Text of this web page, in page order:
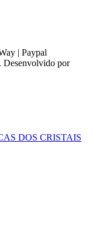
| Paypal
Desenvolvido por
DOS CRISTAIS